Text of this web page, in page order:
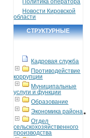
Новости Кировской
области
СТРУКТУРНЫЕ
Кадровая служба
Противодействие
коррупции
Муниципальные
услуги и функции
Образование
Экономика района
Отдел
сельскохозяйственного
производства